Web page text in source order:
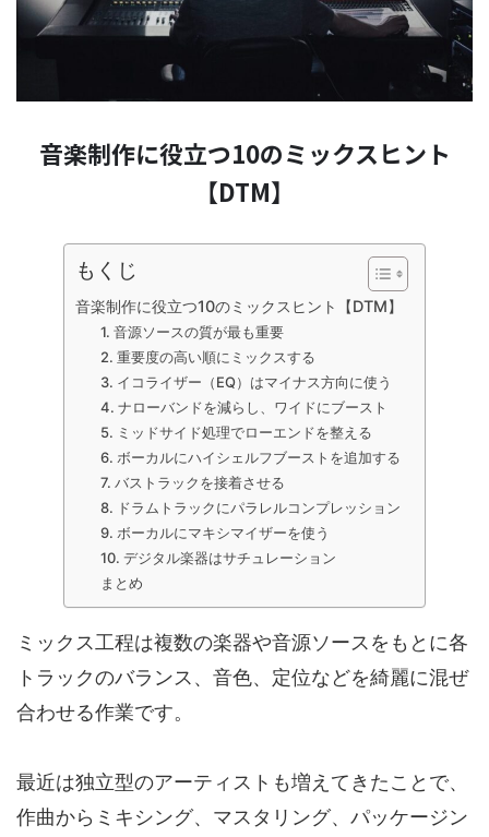
音楽制作に役立つ10のミックスヒント
【DTM】
もくじ
音楽制作に役立つ10のミックスヒント【DTM】
1. 音源ソースの質が最も重要
2. 重要度の高い順にミックスする
3. イコライザー（EQ）はマイナス方向に使う
4. ナローバンドを減らし、ワイドにブースト
5. ミッドサイド処理でローエンドを整える
6. ボーカルにハイシェルフブーストを追加する
7. バストラックを接着させる
8. ドラムトラックにパラレルコンプレッション
9. ボーカルにマキシマイザーを使う
10. デジタル楽器はサチュレーション
まとめ
ミックス工程は複数の楽器や音源ソースをもとに各
トラックのバランス、音色、定位などを綺麗に混ぜ
合わせる作業です。
最近は独立型のアーティストも増えてきたことで、
作曲からミキシング、マスタリング、パッケージン